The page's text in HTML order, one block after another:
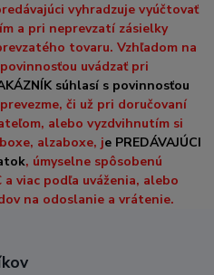
vyhradzuje vyúčtovať
a pri neprevzatí zásielky
tovaru. Vzhľadom na
uvádzať pri
súhlasí s povinnosťou
či už pri doručovaní
alebo vyzdvihnutím si
alzaboxe, je PREDÁVAJÚCI
, úmyselne spôsobenú
viac podľa uváženia, alebo
na odoslanie a vrátenie.